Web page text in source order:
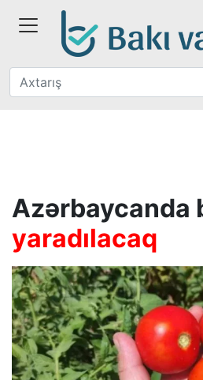
Azərbaycanda
yaradılacaq